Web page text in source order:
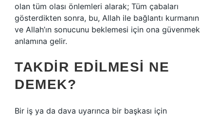
olan tüm olası önlemleri alarak; Tüm çabaları
gösterdikten sonra, bu, Allah ile bağlantı kurmanın
ve Allah’ın sonucunu beklemesi için ona güvenmek
anlamına gelir.
TAKDIR EDILMESI NE
DEMEK?
Bir iş ya da dava uyarınca bir başkası için